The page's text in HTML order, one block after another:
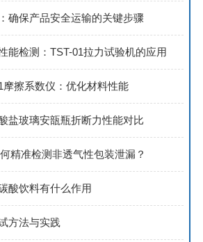
确保产品安全运输的关键步骤
能检测：TST-01拉力试验机的应用
擦系数仪：优化材料性能
盐玻璃安瓿瓶折断力性能对比
精准检测非透气性包装泄漏？
酸饮料有什么作用
方法与实践